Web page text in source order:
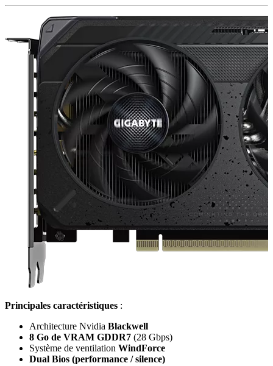
Principales caractéristiques :
Architecture Nvidia Blackwell
8 Go de VRAM GDDR7 (28 Gbps)
Système de ventilation WindForce
Dual Bios (performance / silence)